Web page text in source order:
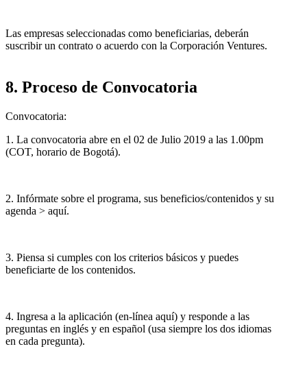
Las empresas seleccionadas como beneficiarias, deberán
suscribir un contrato o acuerdo con la Corporación Ventures.
8. Proceso de Convocatoria
Convocatoria:
1. La convocatoria abre en el 02 de Julio 2019 a las 1.00pm
(COT, horario de Bogotá).
2. Infórmate sobre el programa, sus beneficios/contenidos y su
agenda > aquí.
3. Piensa si cumples con los criterios básicos y puedes
beneficiarte de los contenidos.
4. Ingresa a la aplicación (en-línea aquí) y responde a las
preguntas en inglés y en español (usa siempre los dos idiomas
en cada pregunta).